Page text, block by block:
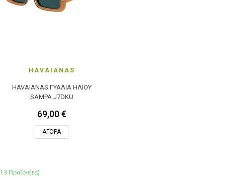
HAVAIANAS
HAVAIANAS ΓΥΑΛΙΆ ΗΛΊΟΥ
SAMPA J7DKU
69,00 €
ΑΓΟΡΆ
13 Προϊόν(τα)